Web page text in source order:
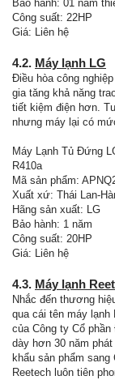
Bảo hành: 01 năm
Công suất: 22HP
Giá: Liên hệ
4.2. Máy lạnh LG
Điều hòa công
gia tăng khả năng
tiết kiệm điện hơn.
nhưng máy lại có
Máy Lạnh Tủ Đứng
R410a
Mã sản phẩm:
Xuất xứ: Thái Lan-
Hãng sản xuất: LG
Bảo hành: 1 năm
Công suất: 20HP
Giá: Liên hệ
4.3. Máy lạnh
Nhắc đến thương
qua cái tên máy
của Công ty Cổ
dày hơn 30 năm
khẩu sản phẩm sang
Reetech luôn tiên